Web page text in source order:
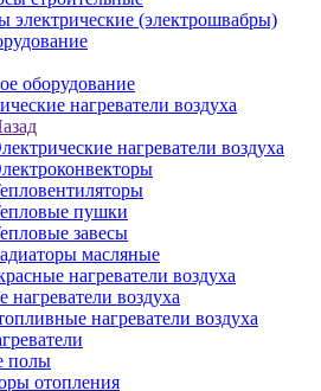
электрические (электрошвабры)
оборудование
нагреватели воздуха
нагреватели воздуха
пушки
завесы
масляные
нагреватели воздуха
нагреватели воздуха
нагреватели воздуха
полы
отопления